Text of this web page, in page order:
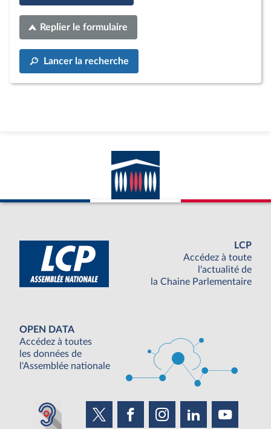
Replier le formulaire
Lancer la recherche
LCP
Accédez à toute
l'actualité de
la Chaine Parlementaire
OPEN DATA
Accédez à toutes
les données de
l'Assemblée nationale